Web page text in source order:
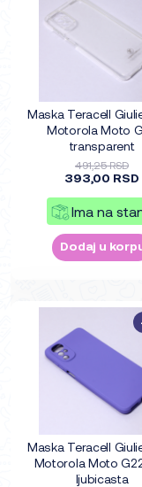
Maska Teracell
Motorola Moto
transparent
491,25 RSD
393,00 RSD
Ima na
Dodaj u
Maska Teracell
Motorola Moto
ljubicasta